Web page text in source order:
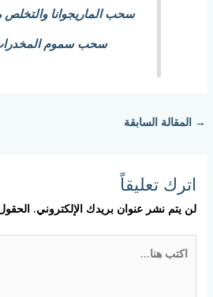
سحب الماريجوانا والتخلص
سحب سموم
→ المقالة السابقة
اترك تعليقاً
لن يتم نشر عنوان بريدك الإلكتروني.